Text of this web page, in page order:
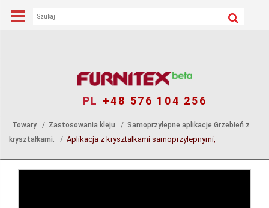
PL +48 576 104 256
Towary Zastosowania kleju
Samoprzylepne aplikacje Grzebień z
kryształkami.
Aplikacja z kryształkami samoprzylepnymi,